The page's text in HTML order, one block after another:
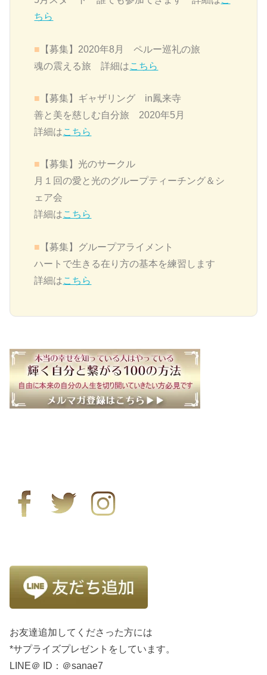
ちら
■ 【募集】2020年8月 ペルー巡礼の旅
魂の震える旅 詳細は こちら
■ 【募集】ギャザリング in鳳来寺
善と美を慈しむ自分旅 2020年5月
詳細はこちら
■ 【募集】光のサークル
月１回の愛と光のグループティーチング＆シ
ェア会
詳細はこちら
■ 【募集】グループアライメント
ハートで生きる在り方の基本を練習します
詳細はこちら
お友達追加してくださった方には
*サプライズプレゼントをしています。
LINE＠ ID：＠sanae7